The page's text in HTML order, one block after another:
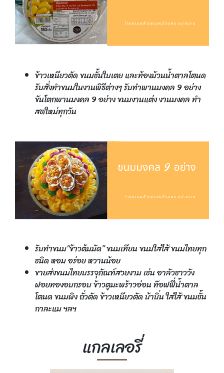
ข้าวเหนียวตัด ขนมชั้นใบเตย และท้องม้วนน้ำตาลโตนด
รับสั่งทำขนมในงานพิธีต่างๆ รับทำพานมงคล 9 อย่าง
ขันโตกพานมงคล 9 อย่าง ขนมงานแต่ง งานมงคล ทำ
สดใหม่ทุกวัน
รับทำขนม“ข้าวต้มมัด” ขนมเทียน ขนมใส่ไส้ ขนมไทยทุก
ชนิด หอม อร่อย หวานน้อย
ขายส่งขนมไทยบรรจุภัณฑ์สวยงาม เช่น อาลัวชาววัง
ฝอยทองอบกรอบ ข้าวตูมะพร้าวอ่อน ท๊อฟฟี่น้ำตาล
โตนด ขนมผิง ถั่วตัด ข้าวเหนียวตัด บ้าบิ่น ใส่ไส้ ขนมชั้น
กาละแม ฯลฯ
แกลเลอรี่